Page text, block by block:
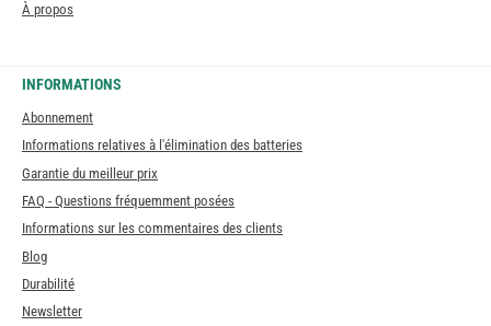
À propos
INFORMATIONS
Abonnement
Informations relatives à l'élimination des batteries
Garantie du meilleur prix
FAQ - Questions fréquemment posées
Informations sur les commentaires des clients
Blog
Durabilité
Newsletter